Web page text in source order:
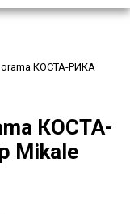
КОСТА-РИКА
КОСТА-
Mikale